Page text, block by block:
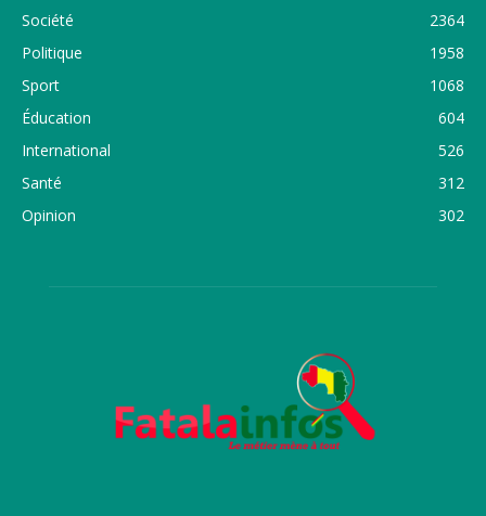
Société
2364
Politique
1958
Sport
1068
Éducation
604
International
526
Santé
312
Opinion
302